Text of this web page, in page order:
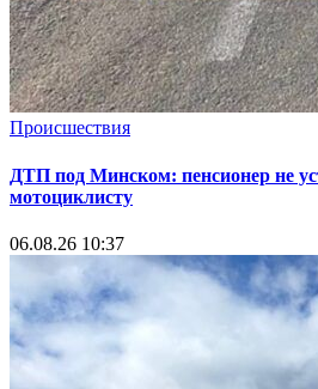
Происшествия
ДТП под Минском: пенсионер не
мотоциклисту
06.08.26 10:37